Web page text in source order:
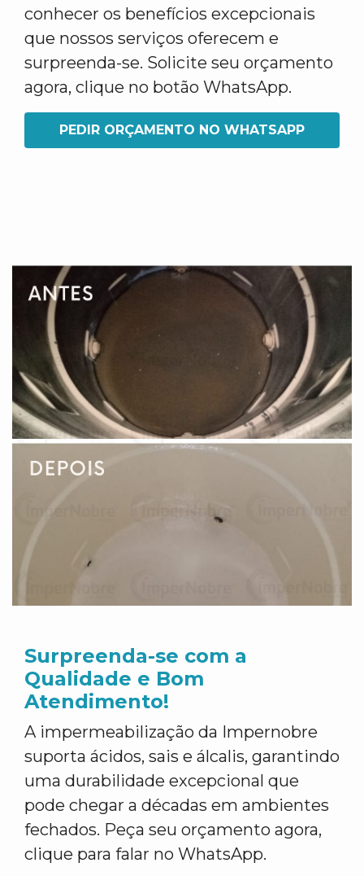
conhecer os benefícios excepcionais
que nossos serviços oferecem e
surpreenda-se. Solicite seu orçamento
agora, clique no botão WhatsApp.
PEDIR ORÇAMENTO NO WHATSAPP
Surpreenda-se com a
Qualidade e Bom
Atendimento!
A impermeabilização da Impernobre
suporta ácidos, sais e álcalis, garantindo
uma durabilidade excepcional que
pode chegar a décadas em ambientes
fechados. Peça seu orçamento agora,
clique para falar no WhatsApp.